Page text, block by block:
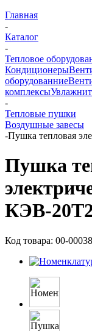
Главная
-
Каталог
-
Тепловое
Кондиционеры
оборудованние
комплексы
-
Тепловые пушки
Воздушные завесы
-Пушка тепловая
Пушка
КЭВ-
Код товара: 00-